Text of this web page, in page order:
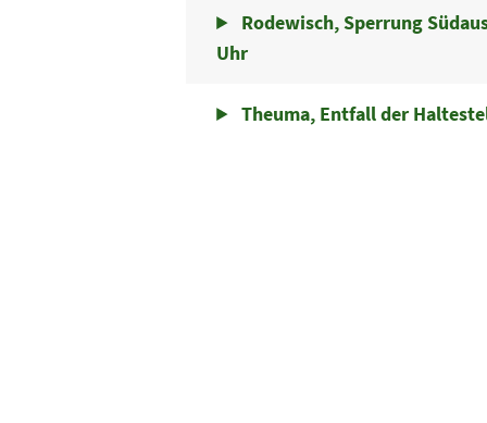
Rodewisch, Sperrung
Uhr
Theuma, Entfall der